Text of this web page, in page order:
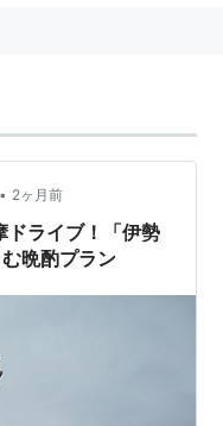
• 2ヶ月前
ドライブ！「伊勢
晩酌プラン